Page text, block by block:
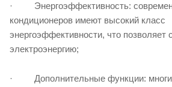
· Энергоэффективность:
кондиционеров имеют высокий класс
энергоэффективности, что позволяет
электроэнергию;
· Дополнительные функции: